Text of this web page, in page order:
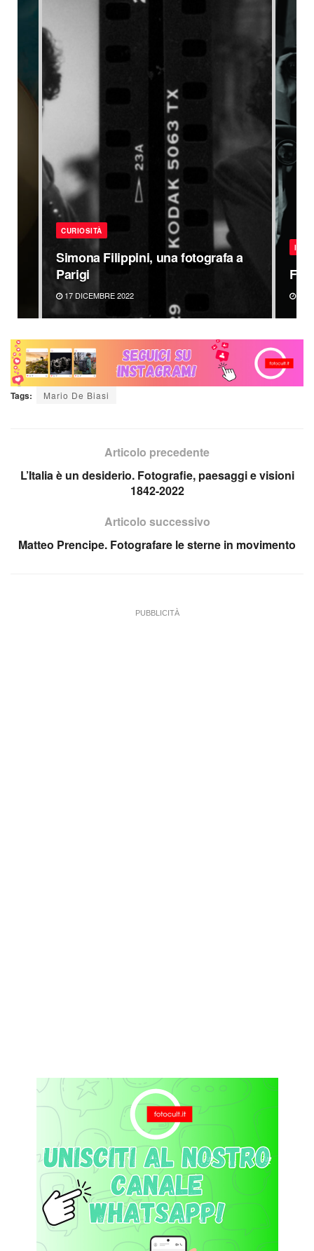
CURIOSITÀ
Simona Filippini, una fotografa a
Parigi
17 DICEMBRE 2022 1
Tags: Mario De Biasi
Articolo precedente
L’Italia è un desiderio. Fotografie, paesaggi e visioni
1842-2022
Articolo successivo
Matteo Prencipe. Fotografare le sterne in movimento
PUBBLICITÀ